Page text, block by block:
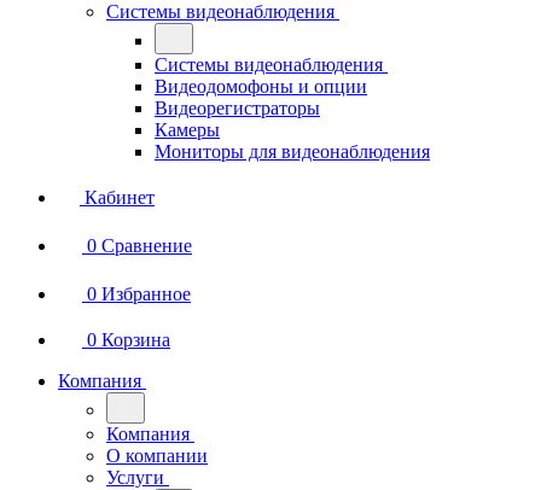
Системы видеонаблюдения
Системы видеонаблюдения
Видеодомофоны и опции
Видеорегистраторы
Камеры
Мониторы для видеонаблюдения
Кабинет
0 Сравнение
0 Избранное
0 Корзина
Компания
Компания
О компании
Услуги